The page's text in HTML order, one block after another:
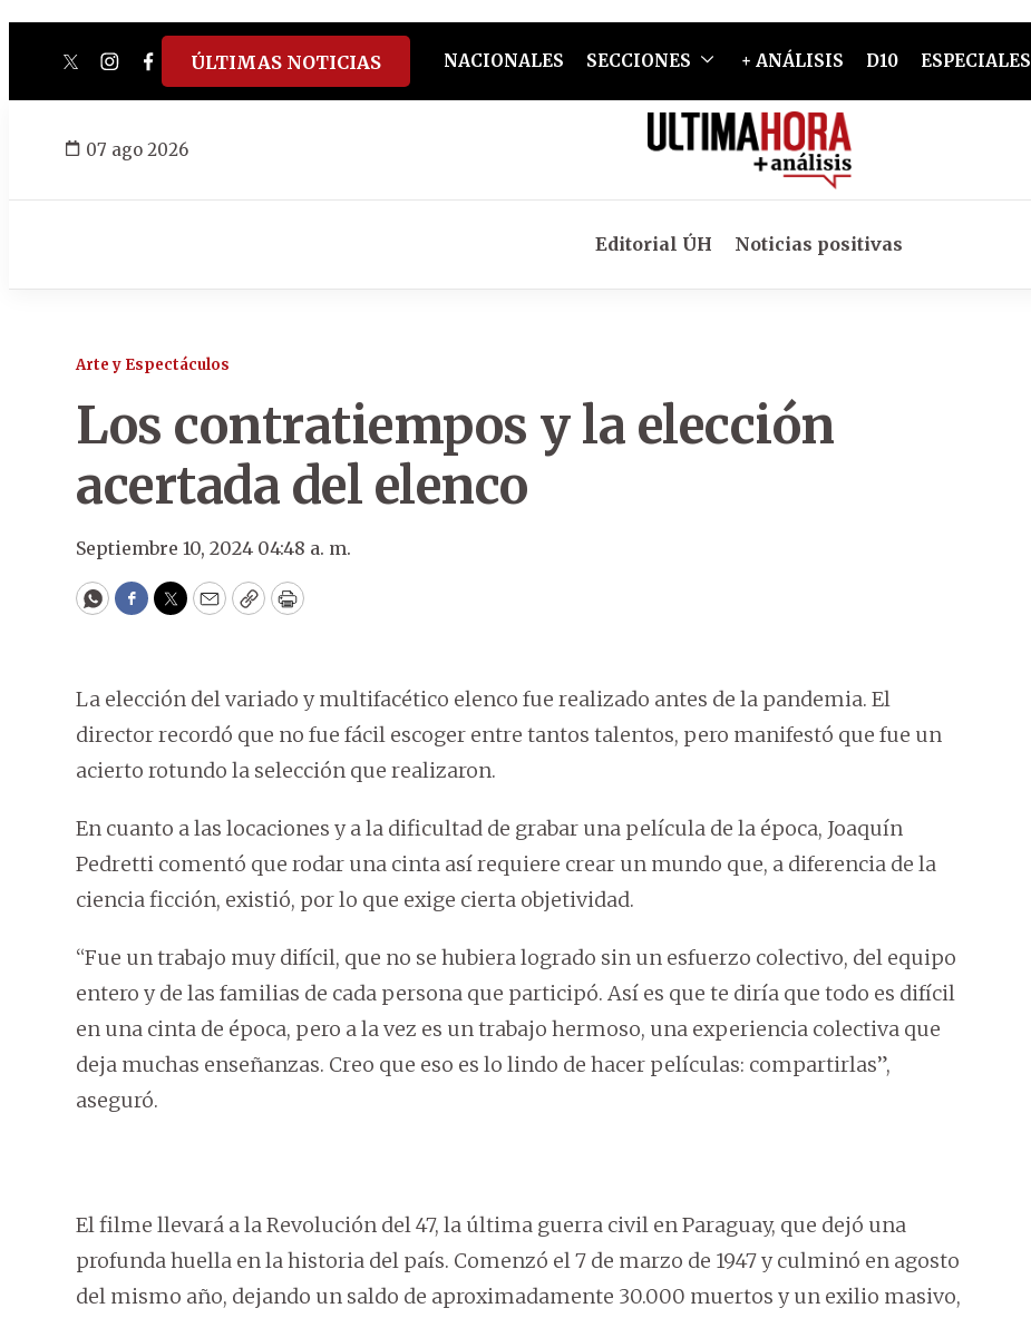
twitterinstagram
facebook
tiktokyoutube
spotify
ÚLTIMAS NOTICIAS NACIONALES SECCIONES + ANÁLISIS D10 ESPECIALES
07 ago 2026
Editorial ÚH Noticias positivas
Arte y Espectáculos
Los contratiempos y la elección
acertada del elenco
Septiembre 10, 2024 04:48 a. m.
WhatsApp
Facebook
Twitter
EmailCopyPrint
La elección del variado y multifacético elenco fue realizado antes de la pandemia. El
director recordó que no fue fácil escoger entre tantos talentos, pero manifestó que fue un
acierto rotundo la selección que realizaron.
En cuanto a las locaciones y a la dificultad de grabar una película de la época, Joaquín
Pedretti comentó que rodar una cinta así requiere crear un mundo que, a diferencia de la
ciencia ficción, existió, por lo que exige cierta objetividad.
“Fue un trabajo muy difícil, que no se hubiera logrado sin un esfuerzo colectivo, del equipo
entero y de las familias de cada persona que participó. Así es que te diría que todo es difícil
en una cinta de época, pero a la vez es un trabajo hermoso, una experiencia colectiva que
deja muchas enseñanzas. Creo que eso es lo lindo de hacer películas: compartirlas”,
aseguró.
El filme llevará a la Revolución del 47, la última guerra civil en Paraguay, que dejó una
profunda huella en la historia del país. Comenzó el 7 de marzo de 1947 y culminó en agosto
del mismo año, dejando un saldo de aproximadamente 30.000 muertos y un exilio masivo,